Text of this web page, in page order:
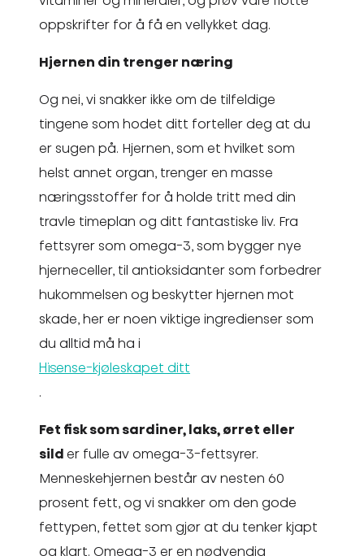
oppskrifter for å få en vellykket dag.
Hjernen din trenger næring
Og nei, vi snakker ikke om de tilfeldige
tingene som hodet ditt forteller deg at du
er sugen på. Hjernen, som et hvilket som
helst annet organ, trenger en masse
næringsstoffer for å holde tritt med din
travle timeplan og ditt fantastiske liv. Fra
fettsyrer som omega-3, som bygger nye
hjerneceller, til antioksidanter som forbedrer
hukommelsen og beskytter hjernen mot
skade, her er noen viktige ingredienser som
du alltid må ha i
Hisense-kjøleskapet ditt
.
Fet fisk som sardiner, laks, ørret eller
silder fulle av omega-3-fettsyrer.
Menneskehjernen består av nesten 60
prosent fett, og vi snakker om den gode
fettypen, fettet som gjør at du tenker kjapt
og klart. Omega-3 er en nødvendig